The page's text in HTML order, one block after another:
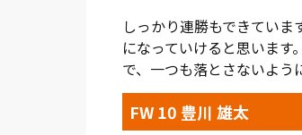
しっかり連勝もできてい
になっていけると思いま
で、一つも落とさないよう
FW 10 豊川 雄太